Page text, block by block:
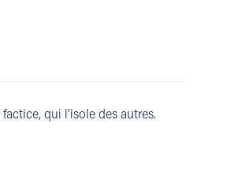
qui l’isole des autres.